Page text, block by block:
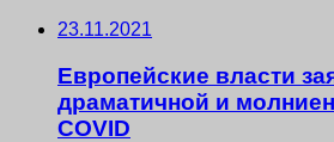
23.11.2021
Европейские власти
драматичной и
COVID